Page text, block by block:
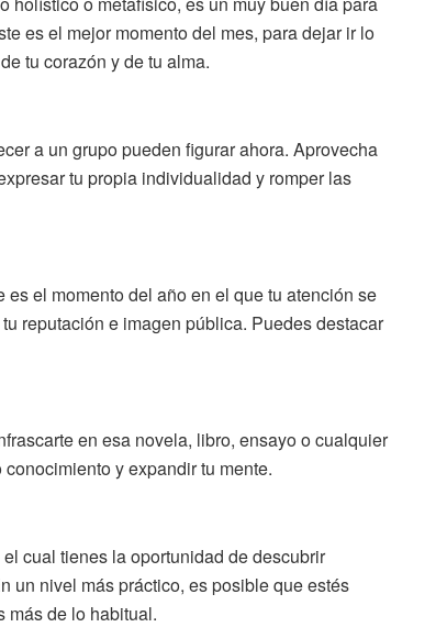
es el mejor momento del mes, para dejar ir lo
tu corazón y de tu alma.
a un grupo pueden figurar ahora. Aprovecha
tu propia individualidad y romper las
el momento del año en el que tu atención se
reputación e imagen pública. Puedes destacar
en esa novela, libro, ensayo o cualquier
y expandir tu mente.
cual tienes la oportunidad de descubrir
un nivel más práctico, es posible que estés
más de lo habitual.